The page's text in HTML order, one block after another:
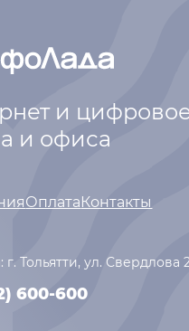
и
и офиса
ОплатаКонтакты
Тольятти, ул. Свердлова
600-600